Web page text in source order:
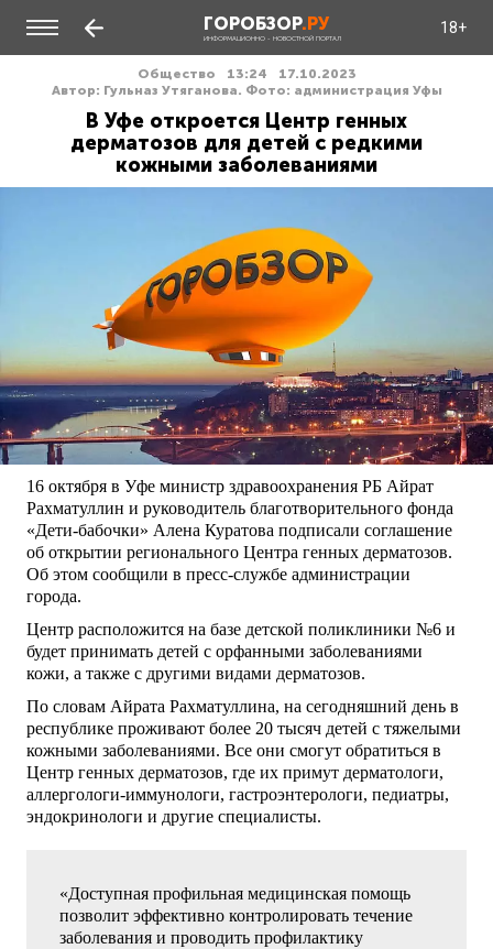
ГОРОБЗОР.РУ
ИНФОРМАЦИОННО - НОВОСТНОЙ ПОРТАЛ
18+
Общество 13:24
17.10.2023
Автор: Гульназ Утяганова. Фото: администрация Уфы
В Уфе откроется Центр генных
дерматозов для детей с редкими
кожными заболеваниями
16 октября в Уфе министр здравоохранения РБ Айрат
Рахматуллин и руководитель благотворительного фонда
«Дети-бабочки» Алена Куратова подписали соглашение
об открытии регионального Центра генных дерматозов.
Об этом сообщили в пресс-службе администрации
города.
Центр расположится на базе детской поликлиники №6 и
будет принимать детей с орфанными заболеваниями
кожи, а также с другими видами дерматозов.
По словам Айрата Рахматуллина, на сегодняшний день в
республике проживают более 20 тысяч детей с тяжелыми
кожными заболеваниями. Все они смогут обратиться в
Центр генных дерматозов, где их примут дерматологи,
аллергологи-иммунологи, гастроэнтерологи, педиатры,
эндокринологи и другие специалисты.
«Доступная профильная медицинская помощь
позволит эффективно контролировать течение
заболевания и проводить профилактику